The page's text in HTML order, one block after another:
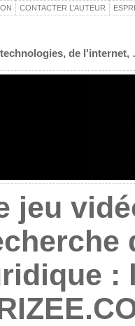
CONTACTER L’AUTEUR
de l'internet,
jeu
: